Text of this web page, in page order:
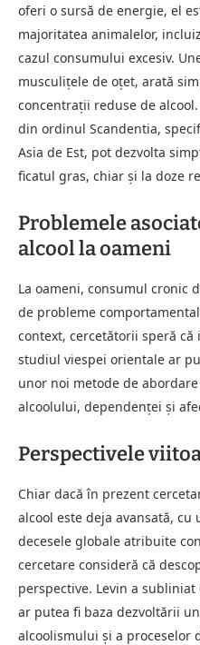
oferi o sursă de energie, el
majoritatea animalelor,
cazul consumului excesiv.
musculițele de oțet, arată
concentrații reduse de
din ordinul Scandentia,
Asia de Est, pot dezvolta
ficatul gras, chiar și la doze
Problemele
alcool la oameni
La oameni, consumul cronic
de probleme
context, cercetătorii speră
studiul viespei orientale ar
unor noi metode de
alcoolului, dependenței și
Perspectivele
Chiar dacă în prezent
alcool este deja avansată,
decesele globale atribuite
cercetare consideră că
perspective. Levin a
ar putea fi baza dezvoltării
alcoolismului și a proceselor